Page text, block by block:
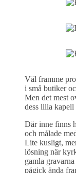
Väl framme
i små butiker
Men det mest
dess lilla kapell
Där inne finns
och målade
Lite kusligt,
lösning när
gamla
pågick ända